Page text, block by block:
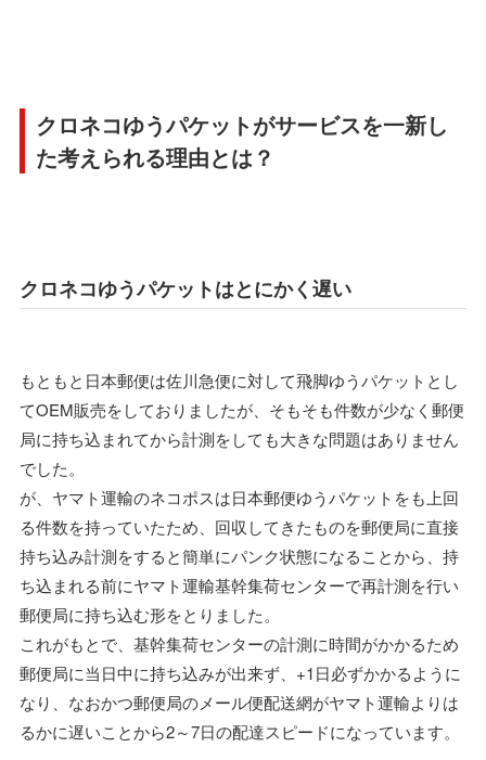
クロネコゆうパケットがサービスを一新し
た考えられる理由とは？
クロネコゆうパケットはとにかく遅い
もともと日本郵便は佐川急便に対して飛脚ゆうパケットとし
てOEM販売をしておりましたが、そもそも件数が少なく郵便
局に持ち込まれてから計測をしても大きな問題はありません
でした。
が、ヤマト運輸のネコポスは日本郵便ゆうパケットをも上回
る件数を持っていたため、回収してきたものを郵便局に直接
持ち込み計測をすると簡単にパンク状態になることから、持
ち込まれる前にヤマト運輸基幹集荷センターで再計測を行い
郵便局に持ち込む形をとりました。
これがもとで、基幹集荷センターの計測に時間がかかるため
郵便局に当日中に持ち込みが出来ず、+1日必ずかかるように
なり、なおかつ郵便局のメール便配送網がヤマト運輸よりは
るかに遅いことから2～7日の配達スピードになっています。